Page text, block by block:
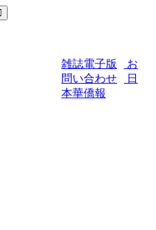
雑誌電子版
お
問い合わせ
日
本華僑報